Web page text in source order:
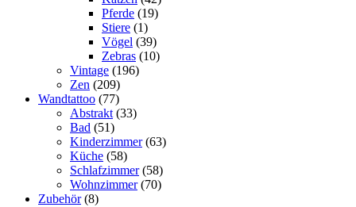
Pferde (19)
Stiere (1)
Vögel (39)
Zebras (10)
Vintage (196)
Zen (209)
Wandtattoo (77)
Abstrakt (33)
Bad (51)
Kinderzimmer (63)
Küche (58)
Schlafzimmer (58)
Wohnzimmer (70)
Zubehör (8)